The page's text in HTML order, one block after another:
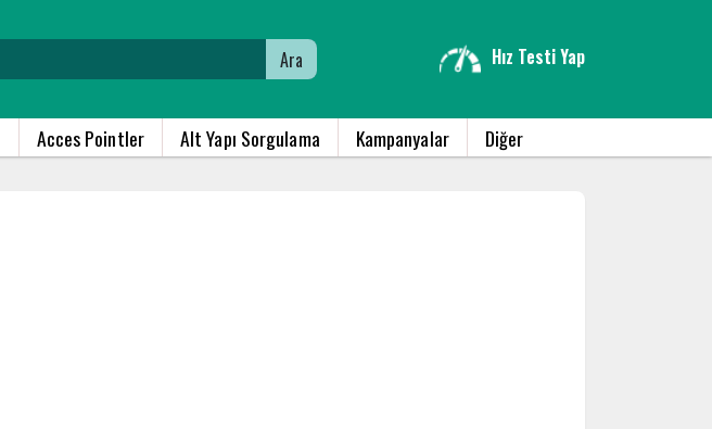
Ara Hız Testi Yap
Acces Pointler Alt Yapı Sorgulama Kampanyalar Diğer